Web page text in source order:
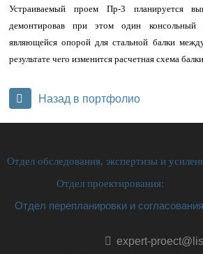
Устраиваемый проем Пр-3 планируется
демонтировав при этом один
являющейся опорой для стальной балки
результате чего изменится расчетная схема
Назад в портфолио
Отдел обследования, экспертизы и
Отдел проектирования:
Отдел перепланировки и
expert-